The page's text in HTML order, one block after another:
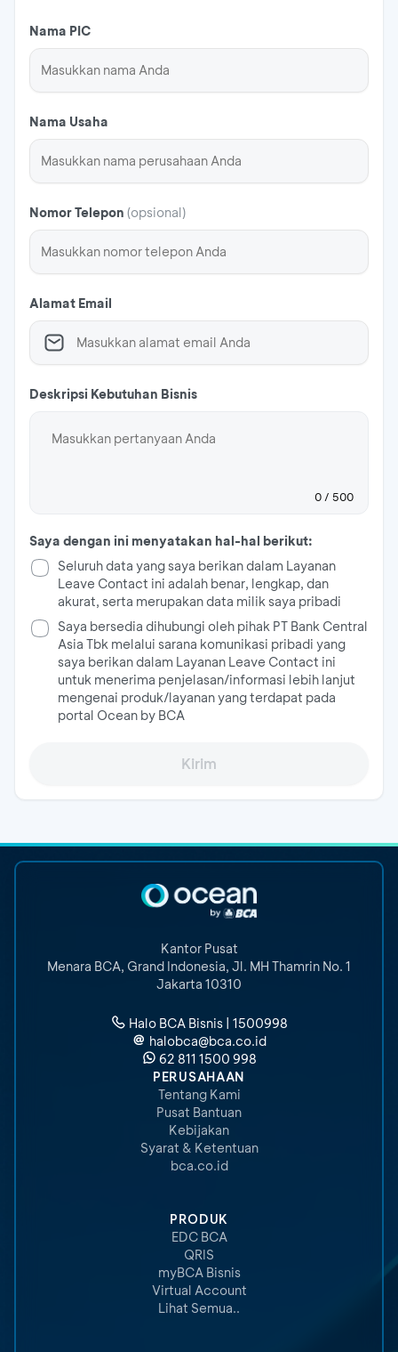
Nama PIC
Nama Usaha
Nomor Telepon (opsional)
Alamat Email
Deskripsi Kebutuhan Bisnis
0/ 500
Saya dengan ini menyatakan hal-hal berikut:
Seluruh data yang saya berikan dalam Layanan
Leave Contact ini adalah benar, lengkap, dan
akurat, serta merupakan data milik saya pribadi
Saya bersedia dihubungi oleh pihak PT Bank Central
Asia Tbk melalui sarana komunikasi pribadi yang
saya berikan dalam Layanan Leave Contact ini
untuk menerima penjelasan/informasi lebih lanjut
mengenai produk/layanan yang terdapat pada
portal Ocean by BCA
Kirim
Kantor Pusat
Menara BCA, Grand Indonesia, Jl. MH Thamrin No. 1
Jakarta 10310
Halo BCA Bisnis | 1500998
halobca@bca.co.id
62 811 1500 998
PERUSAHAAN
Tentang Kami
Pusat Bantuan
Kebijakan
Syarat & Ketentuan
bca.co.id
PRODUK
EDC BCA
QRIS
myBCA Bisnis
Virtual Account
Lihat Semua..